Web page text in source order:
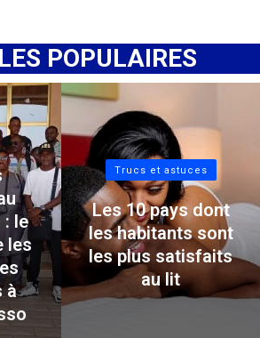
POPULAIRES
: le
les
à
Trucs et astuces
Les 10 pays dont
les habitants sont
les plus satisfaits
au lit